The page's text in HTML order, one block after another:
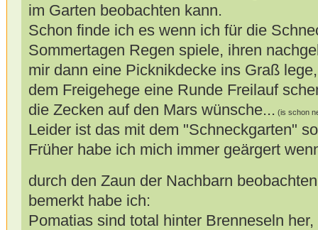
im Garten beobachten kann.
Schon finde ich es wenn ich für die
Sommertagen Regen spiele, ihren
mir dann eine Picknikdecke ins Graß
dem Freigehege eine Runde Freilauf
die Zecken auf den Mars wünsche... (is schon
Leider ist das mit dem "Schneckgarten"
Früher habe ich mich immer geärgert
durch den Zaun der Nachbarn
bemerkt habe ich:
Pomatias sind total hinter Brenneseln her,